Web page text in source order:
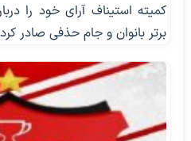
کمیته استیناف آرای خود را
برتر بانوان و جام حذفی صادر